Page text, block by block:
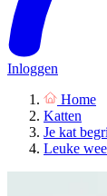
Inloggen
Home
Katten
Je kat
Leuke